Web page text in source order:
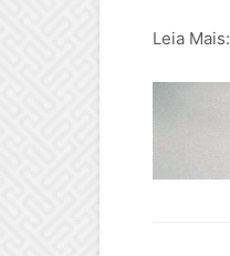
Leia Mais: